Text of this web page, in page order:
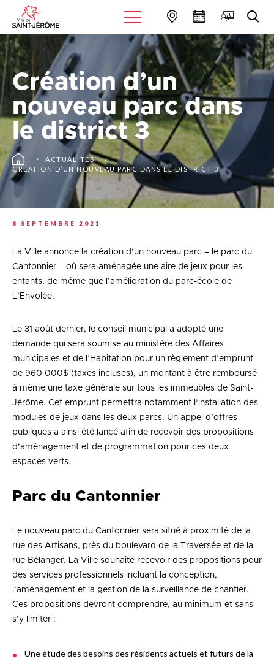
Création d’un
nouveau parc dans
le district 3
ACTUALITÉS
CRÉATION D’UN NOUVEAU PARC DANS LE DISTRICT 3
8 SEPTEMBRE 2021
La Ville annonce la création d’un nouveau parc – le parc du
Cantonnier – où sera aménagée une aire de jeux pour les
enfants, de même que l’amélioration du parc-école de
L’Envolée.
Le 31 août dernier, le conseil municipal a adopté une
demande qui sera soumise au ministère des Affaires
municipales et de l’Habitation pour un règlement d’emprunt
de 960 000$ (taxes incluses), un montant à être remboursé
à même une taxe générale sur tous les immeubles de Saint-
Jérôme. Cet emprunt permettra notamment l’installation des
modules de jeux dans les deux parcs. Un appel d’offres
publiques a ainsi été lancé afin de recevoir des propositions
d’aménagement et de programmation pour ces deux
espaces verts.
Parc du Cantonnier
Le nouveau parc du Cantonnier sera situé à proximité de la
rue des Artisans, près du boulevard de la Traversée et de la
rue Bélanger. La Ville souhaite recevoir des propositions pour
des services professionnels incluant la conception,
l’aménagement et la gestion de la surveillance de chantier.
Ces propositions devront comprendre, au minimum et sans
s’y limiter :
Une étude des besoins des résidents actuels et futurs de la